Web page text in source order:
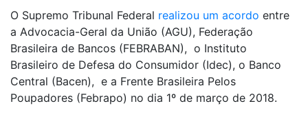
O Supremo Tribunal Federal realizou um acordo entre
a Advocacia-Geral da União (AGU), Federação
Brasileira de Bancos (FEBRABAN), o Instituto
Brasileiro de Defesa do Consumidor (Idec), o Banco
Central (Bacen), e a Frente Brasileira Pelos
Poupadores (Febrapo) no dia 1º de março de 2018.